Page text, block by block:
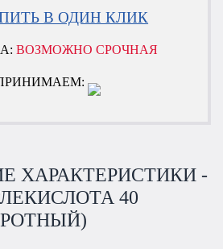
В ОДИН КЛИК
ВОЗМОЖНО СРОЧНАЯ
ХАРАКТЕРИСТИКИ -
40